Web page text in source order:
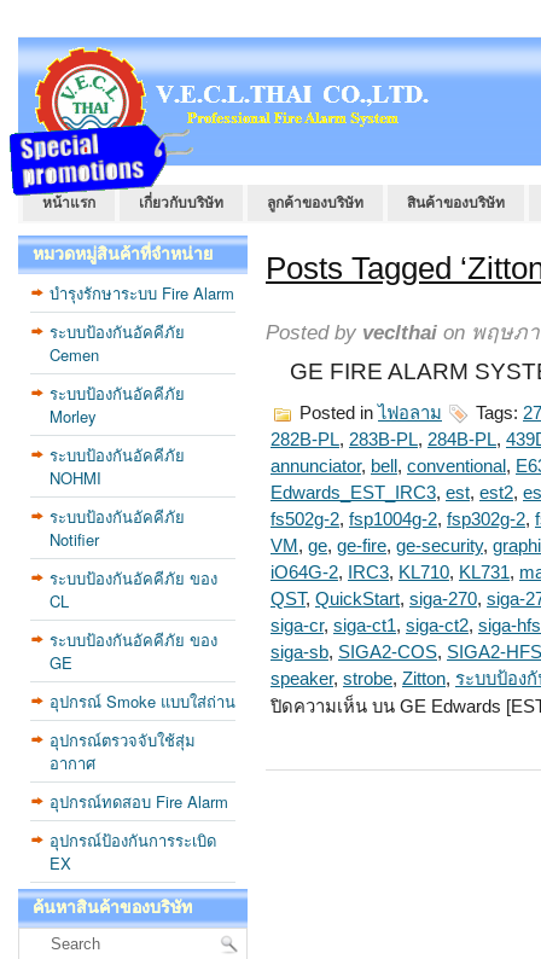
หน้าแรก เกี่ยวกับบริษัท ลูกค้าของบริษัท สินค้าของบริษัท
หมวดหมู่สินค้าที่จำหน่าย
บำรุงรักษาระบบ Fire Alarm
ระบบป้องกันอัคคีภัย
Cemen
ระบบป้องกันอัคคีภัย
Morley
ระบบป้องกันอัคคีภัย
NOHMI
ระบบป้องกันอัคคีภัย
Notifier
ระบบป้องกันอัคคีภัย ของ
CL
ระบบป้องกันอัคคีภัย ของ
GE
อุปกรณ์ Smoke แบบใส่ถ่าน
อุปกรณ์ตรวจจับใช้สุ่ม
อากาศ
อุปกรณ์ทดสอบ Fire Alarm
อุปกรณ์ป้องกันการระเบิด
EX
ค้นหาสินค้าของบริษัท
Posts Tagged
Posted by veclthai on พฤษภา
GE FIRE ALARM
Posted in ไฟอลาม Tags:
282B-PL, 283B-PL, 284B-PL,
annunciator, bell , conventional ,
Edwards_EST_IRC3, est, est2,
fs502g-2, fsp1004g-2, fsp302g-2,
VM , ge, ge-fire, ge-security,
iO64G-2, IRC3, KL710, KL731,
QST, QuickStart, siga-270, siga-
siga-cr, siga-ct1, siga-ct2, siga-hfs
siga-sb, SIGA2-COS, SIGA2-HFS
speaker, strobe, Zitton, ระบบป้อง
ปิดความเห็น บน GE Edwards